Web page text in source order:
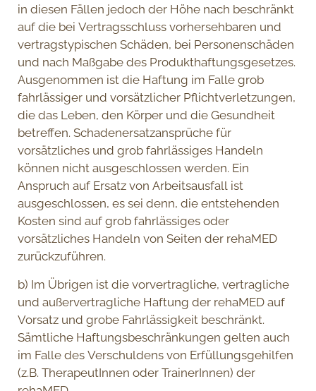
in diesen Fällen jedoch der Höhe nach beschränkt
auf die bei Vertragsschluss vorhersehbaren und
vertragstypischen Schäden, bei Personenschäden
und nach Maßgabe des Produkthaftungsgesetzes.
Ausgenommen ist die Haftung im Falle grob
fahrlässiger und vorsätzlicher Pflichtverletzungen,
die das Leben, den Körper und die Gesundheit
betreffen. Schadenersatzansprüche für
vorsätzliches und grob fahrlässiges Handeln
können nicht ausgeschlossen werden. Ein
Anspruch auf Ersatz von Arbeitsausfall ist
ausgeschlossen, es sei denn, die entstehenden
Kosten sind auf grob fahrlässiges oder
vorsätzliches Handeln von Seiten der rehaMED
zurückzuführen.
b) Im Übrigen ist die vorvertragliche, vertragliche
und außervertragliche Haftung der rehaMED auf
Vorsatz und grobe Fahrlässigkeit beschränkt.
Sämtliche Haftungsbeschränkungen gelten auch
im Falle des Verschuldens von Erfüllungsgehilfen
(z.B. TherapeutInnen oder TrainerInnen) der